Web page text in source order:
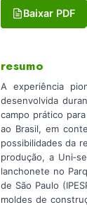
Baixar PDF
resumo
A experiência
desenvolvida
campo prático
ao Brasil, em
possibilidades da
produção, a
lanchonete no
de São Paulo
moldes de